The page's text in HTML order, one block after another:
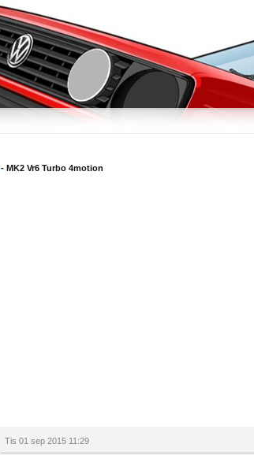
- MK2 Vr6 Turbo 4motion
Tis 01 sep 2015 11:29